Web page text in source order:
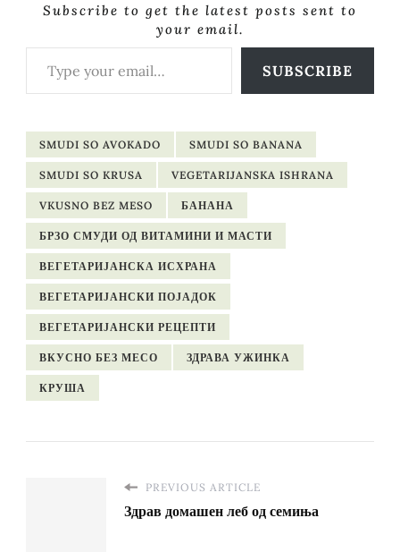
Subscribe to get the latest posts sent to
your email.
Type your email…
SUBSCRIBE
SMUDI SO AVOKADO SMUDI SO BANANA
SMUDI SO KRUSA VEGETARIJANSKA ISHRANA
VKUSNO BEZ MESO БАНАНА
БРЗО СМУДИ ОД ВИТАМИНИ И МАСТИ
ВЕГЕТАРИЈАНСКА ИСХРАНА
ВЕГЕТАРИЈАНСКИ ПОЈАДОК
ВЕГЕТАРИЈАНСКИ РЕЦЕПТИ
ВКУСНО БЕЗ МЕСО ЗДРАВА УЖИНКА
КРУША
PREVIOUS ARTICLE
Здрав домашен леб од семиња